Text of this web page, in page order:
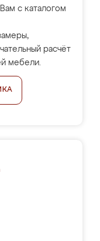
с каталогом
расчёт
мебели.